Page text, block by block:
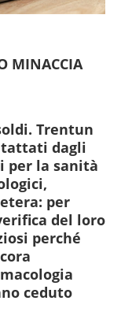
MINACCIA
Trentun
dagli
per la sanità
per
del loro
perché
ceduto